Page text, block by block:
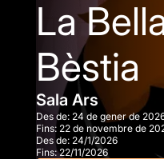
La
Bèstia
Sala Ars
Des de: 24 de gener de
Fins: 22 de novembre de
Des de: 24/1/2026
Fins:22/11/2026